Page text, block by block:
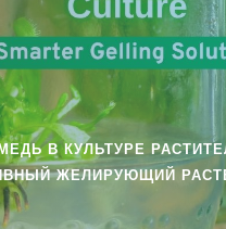
В КУЛЬТУРЕ
ЖЕЛИРУЮЩИЙ